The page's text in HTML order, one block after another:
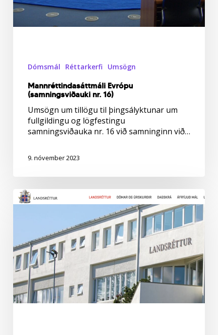
Dómsmál Réttarkerfi Umsögn
Mannréttindasáttmáli Evrópu
(samningsviðauki nr. 16)
Umsögn um tillögu til þingsályktunar um
fullgildingu og lögfestingu
samningsviðauka nr. 16 við samninginn við…
9. nóvember 2023
ÖBÍ
réttindasamtök
áfrýjunarleyfi